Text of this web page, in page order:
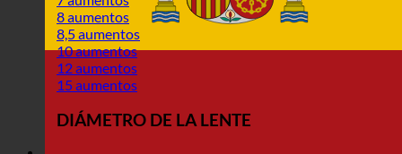
8 aumentos
8,5 aumentos
10 aumentos
12 aumentos
15 aumentos
DIÁMETRO DE LA LENTE